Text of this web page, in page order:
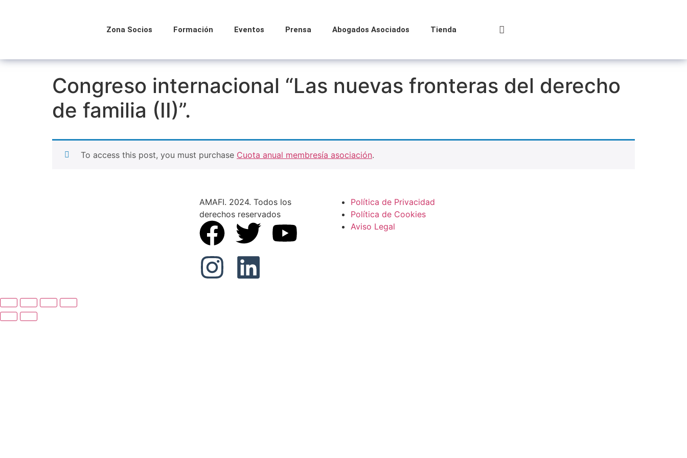
Zona Socios Formación Eventos Prensa Abogados Asociados Tienda
Congreso internacional “Las nuevas fronteras del derecho
de familia (II)”.
To access this post, you must purchase Cuota anual membresía asociación.
AMAFI. 2024. Todos los
derechos reservados
Política de Privacidad
Política de Cookies
Aviso Legal